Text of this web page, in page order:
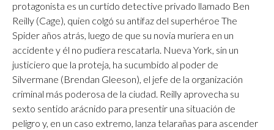
protagonista es un curtido detective privado llamado Ben
Reilly (Cage), quien colgó su antifaz del superhéroe The
Spider años atrás, luego de que su novia muriera en un
accidente y él no pudiera rescatarla. Nueva York, sin un
justiciero que la proteja, ha sucumbido al poder de
Silvermane (Brendan Gleeson), el jefe de la organización
criminal más poderosa de la ciudad. Reilly aprovecha su
sexto sentido arácnido para presentir una situación de
peligro y, en un caso extremo, lanza telarañas para ascender